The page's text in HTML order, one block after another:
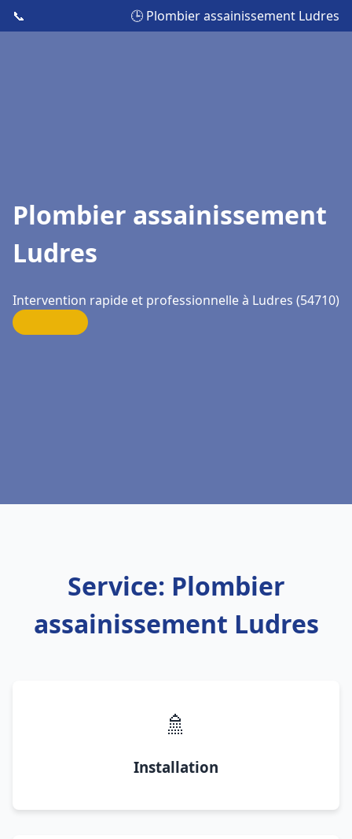
📞 🕒 Plombier assainissement Ludres
Plombier assainissement
Ludres
Intervention rapide et professionnelle à Ludres (54710)
Service: Plombier
assainissement Ludres
🚿
Installation